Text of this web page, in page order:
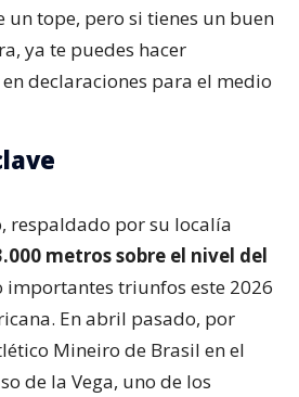
un tope, pero si tienes un buen
ya te puedes hacer
declaraciones para el medio
respaldado por su localía
metros sobre el nivel del
importantes triunfos este 2026
En abril pasado, por
Mineiro de Brasil en el
de la Vega, uno de los